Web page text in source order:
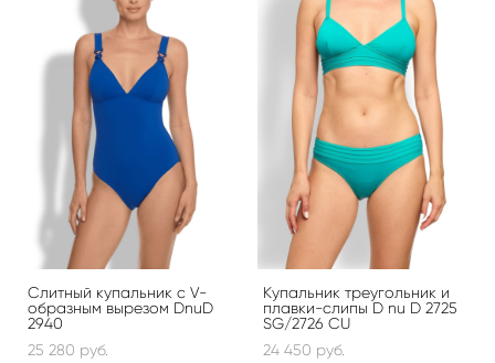
Слитный купальник с V-
образным вырезом DnuD
2940
25 280 pуб.
Купальник треугольник и
плавки-слипы D nu D 2725
SG/2726 CU
24 450 pуб.